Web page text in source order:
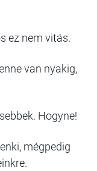
ez nem vitás.
van nyakig,
Hogyne!
mégpedig